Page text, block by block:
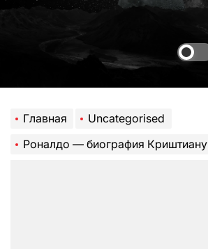
Главная
Uncategorised
Роналдо — биография Криштиану Роналду — история успешной карьеры и впечатляющих достижений португальского футболиста